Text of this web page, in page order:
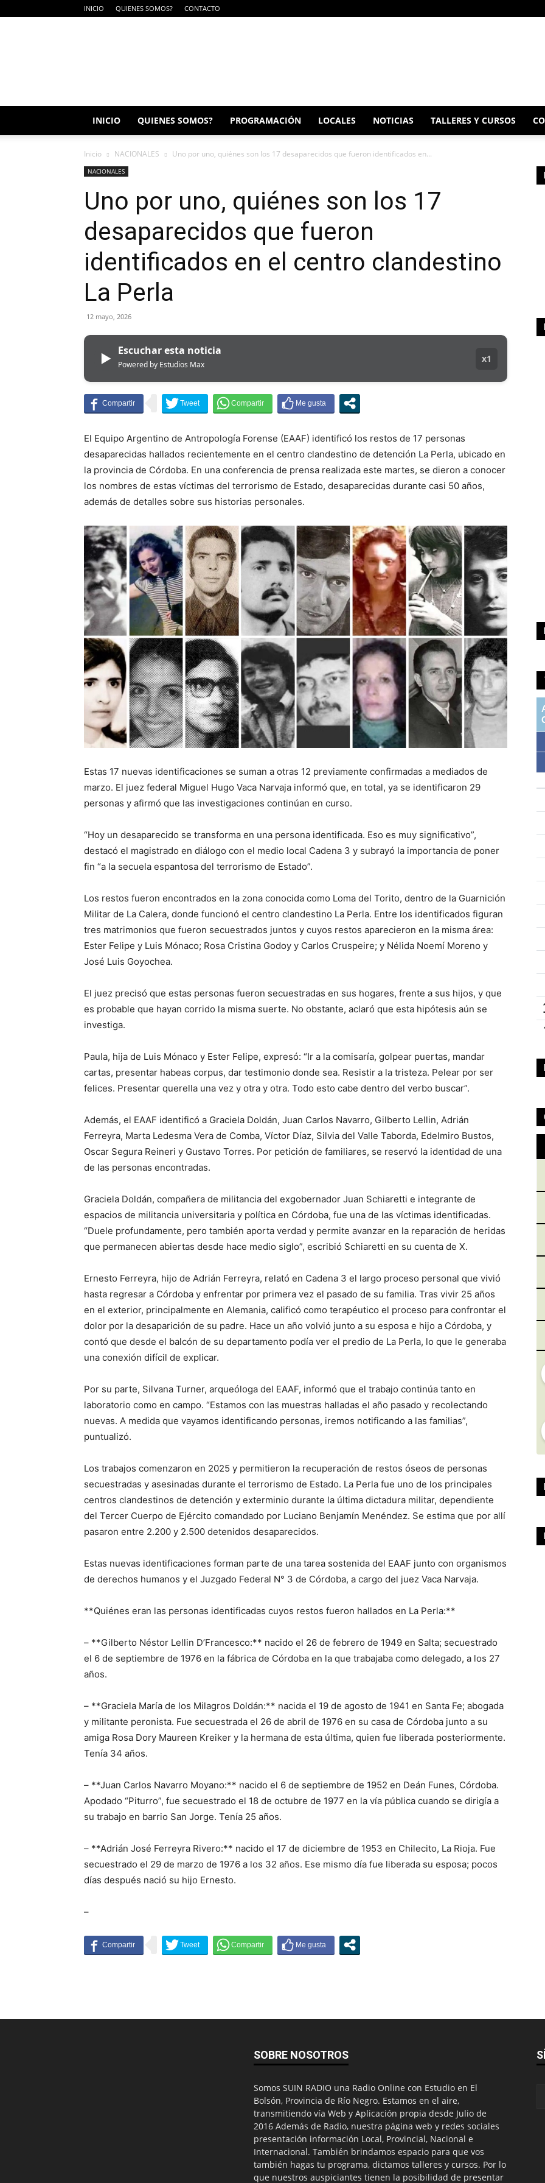
INICIO QUIENES SOMOS? CONTACTO
INICIO QUIENES SOMOS? PROGRAMACIÓN LOCALES NOTICIAS TALLERES Y CURSOS
Inicio NACIONALES Uno por uno, quiénes son los 17 desaparecidos que fueron identificados en...
NACIONALES
Uno por uno, quiénes son los 17
desaparecidos que fueron
identificados en el centro clandestino
La Perla
12 mayo, 2026
▶ Escuchar esta noticia
Powered by Estudios Max
x1
El Equipo Argentino de Antropología Forense (EAAF) identificó los restos de 17 personas
desaparecidas hallados recientemente en el centro clandestino de detención La Perla, ubicado en
la provincia de Córdoba. En una conferencia de prensa realizada este martes, se dieron a conocer
los nombres de estas víctimas del terrorismo de Estado, desaparecidas durante casi 50 años,
además de detalles sobre sus historias personales.
Estas 17 nuevas identificaciones se suman a otras 12 previamente confirmadas a mediados de
marzo. El juez federal Miguel Hugo Vaca Narvaja informó que, en total, ya se identificaron 29
personas y afirmó que las investigaciones continúan en curso.
“Hoy un desaparecido se transforma en una persona identificada. Eso es muy significativo”,
destacó el magistrado en diálogo con el medio local Cadena 3 y subrayó la importancia de poner
fin “a la secuela espantosa del terrorismo de Estado”.
Los restos fueron encontrados en la zona conocida como Loma del Torito, dentro de la Guarnición
Militar de La Calera, donde funcionó el centro clandestino La Perla. Entre los identificados figuran
tres matrimonios que fueron secuestrados juntos y cuyos restos aparecieron en la misma área:
Ester Felipe y Luis Mónaco; Rosa Cristina Godoy y Carlos Cruspeire; y Nélida Noemí Moreno y
José Luis Goyochea.
El juez precisó que estas personas fueron secuestradas en sus hogares, frente a sus hijos, y que
es probable que hayan corrido la misma suerte. No obstante, aclaró que esta hipótesis aún se
investiga.
Paula, hija de Luis Mónaco y Ester Felipe, expresó: “Ir a la comisaría, golpear puertas, mandar
cartas, presentar habeas corpus, dar testimonio donde sea. Resistir a la tristeza. Pelear por ser
felices. Presentar querella una vez y otra y otra. Todo esto cabe dentro del verbo buscar”.
Además, el EAAF identificó a Graciela Doldán, Juan Carlos Navarro, Gilberto Lellin, Adrián
Ferreyra, Marta Ledesma Vera de Comba, Víctor Díaz, Silvia del Valle Taborda, Edelmiro Bustos,
Oscar Segura Reineri y Gustavo Torres. Por petición de familiares, se reservó la identidad de una
de las personas encontradas.
Graciela Doldán, compañera de militancia del exgobernador Juan Schiaretti e integrante de
espacios de militancia universitaria y política en Córdoba, fue una de las víctimas identificadas.
“Duele profundamente, pero también aporta verdad y permite avanzar en la reparación de heridas
que permanecen abiertas desde hace medio siglo”, escribió Schiaretti en su cuenta de X.
Ernesto Ferreyra, hijo de Adrián Ferreyra, relató en Cadena 3 el largo proceso personal que vivió
hasta regresar a Córdoba y enfrentar por primera vez el pasado de su familia. Tras vivir 25 años
en el exterior, principalmente en Alemania, calificó como terapéutico el proceso para confrontar el
dolor por la desaparición de su padre. Hace un año volvió junto a su esposa e hijo a Córdoba, y
contó que desde el balcón de su departamento podía ver el predio de La Perla, lo que le generaba
una conexión difícil de explicar.
Por su parte, Silvana Turner, arqueóloga del EAAF, informó que el trabajo continúa tanto en
laboratorio como en campo. “Estamos con las muestras halladas el año pasado y recolectando
nuevas. A medida que vayamos identificando personas, iremos notificando a las familias”,
puntualizó.
Los trabajos comenzaron en 2025 y permitieron la recuperación de restos óseos de personas
secuestradas y asesinadas durante el terrorismo de Estado. La Perla fue uno de los principales
centros clandestinos de detención y exterminio durante la última dictadura militar, dependiente
del Tercer Cuerpo de Ejército comandado por Luciano Benjamín Menéndez. Se estima que por allí
pasaron entre 2.200 y 2.500 detenidos desaparecidos.
Estas nuevas identificaciones forman parte de una tarea sostenida del EAAF junto con organismos
de derechos humanos y el Juzgado Federal N° 3 de Córdoba, a cargo del juez Vaca Narvaja.
**Quiénes eran las personas identificadas cuyos restos fueron hallados en La Perla:**
– **Gilberto Néstor Lellin D’Francesco:** nacido el 26 de febrero de 1949 en Salta; secuestrado
el 6 de septiembre de 1976 en la fábrica de Córdoba en la que trabajaba como delegado, a los 27
años.
– **Graciela María de los Milagros Doldán:** nacida el 19 de agosto de 1941 en Santa Fe; abogada
y militante peronista. Fue secuestrada el 26 de abril de 1976 en su casa de Córdoba junto a su
amiga Rosa Dory Maureen Kreiker y la hermana de esta última, quien fue liberada posteriormente.
Tenía 34 años.
– **Juan Carlos Navarro Moyano:** nacido el 6 de septiembre de 1952 en Deán Funes, Córdoba.
Apodado “Piturro”, fue secuestrado el 18 de octubre de 1977 en la vía pública cuando se dirigía a
su trabajo en barrio San Jorge. Tenía 25 años.
– **Adrián José Ferreyra Rivero:** nacido el 17 de diciembre de 1953 en Chilecito, La Rioja. Fue
secuestrado el 29 de marzo de 1976 a los 32 años. Ese mismo día fue liberada su esposa; pocos
días después nació su hijo Ernesto.
–
SOBRE NOSOTROS
Somos SUIN RADIO una Radio Online con Estudio en El
Bolsón, Provincia de Río Negro. Estamos en el aire,
transmitiendo vía Web y Aplicación propia desde Julio de
2016 Además de Radio, nuestra página web y redes sociales
presentación información Local, Provincial, Nacional e
Internacional. También brindamos espacio para que vos
también hagas tu programa, dictamos talleres y cursos. Por lo
que nuestros auspiciantes tienen la posibilidad de presentar